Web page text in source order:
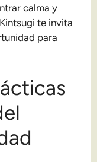
calma y
te invita
para